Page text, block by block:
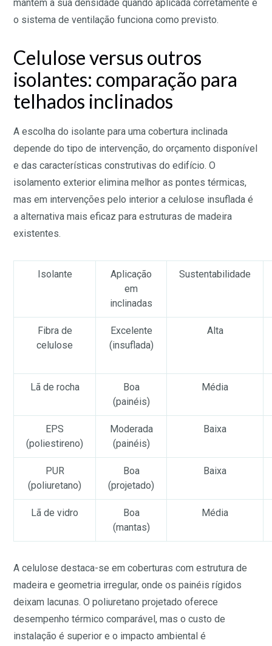
mantém a sua densidade quando aplicada corretamente e
o sistema de ventilação funciona como previsto.
Celulose versus outros
isolantes: comparação para
telhados inclinados
A escolha do isolante para uma cobertura inclinada
depende do tipo de intervenção, do orçamento disponível
e das características construtivas do edifício. O
isolamento exterior elimina melhor as pontes térmicas,
mas em intervenções pelo interior a celulose insuflada é
a alternativa mais eficaz para estruturas de madeira
existentes.
Isolante
Aplicação
em
inclinadas
Sustentabilidade
Fibra de
celulose
Excelente
(insuflada)
Alta
Lã de rocha
Boa
(painéis)
Média
EPS
(poliestireno)
Moderada
(painéis)
Baixa
PUR
(poliuretano)
Boa
(projetado)
Baixa
Lã de vidro
Boa
(mantas)
Média
A celulose destaca-se em coberturas com estrutura de
madeira e geometria irregular, onde os painéis rígidos
deixam lacunas. O poliuretano projetado oferece
desempenho térmico comparável, mas o custo de
instalação é superior e o impacto ambiental é